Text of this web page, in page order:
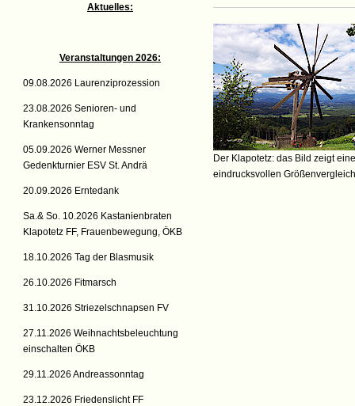
Aktuelles:
Veranstaltungen 2026:
09.08.2026 Laurenziprozession
23.08.2026 Senioren- und
Krankensonntag
05.09.2026 Werner Messner
Gedenkturnier ESV St. Andrä
20.09.2026 Erntedank
Sa.& So. 10.2026 Kastanienbraten
Klapotetz FF, Frauenbewegung, ÖKB
18.10.2026 Tag der Blasmusik
26.10.2026 Fitmarsch
31.10.2026 Striezelschnapsen FV
27.11.2026 Weihnachtsbeleuchtung
einschalten ÖKB
29.11.2026 Andreassonntag
23.12.2026 Friedenslicht FF
Der Klapotetz: das Bild zeigt
eindrucksvollen Größenvergleich